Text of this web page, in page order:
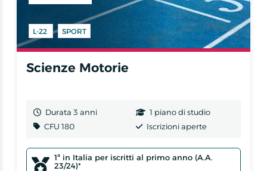
L-22 SPORT
Scienze Motorie
Durata 3 anni
CFU 180
1 piano di studio
Iscrizioni aperte
1ª in Italia per iscritti al primo anno (A.A.
23/24)*